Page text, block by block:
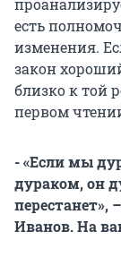
есть
изменения.
закон
близко к той
первом
- «Если мы
дураком, он
перестанет»,
Иванов. На